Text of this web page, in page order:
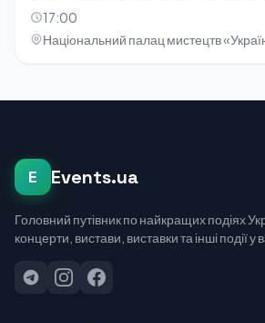
благодійний концерт-телезйомка
17:00
Національний палац мистецтв
E Events.ua
Головний путівник по найкращих подіях
концерти, вистави, виставки та інші події у